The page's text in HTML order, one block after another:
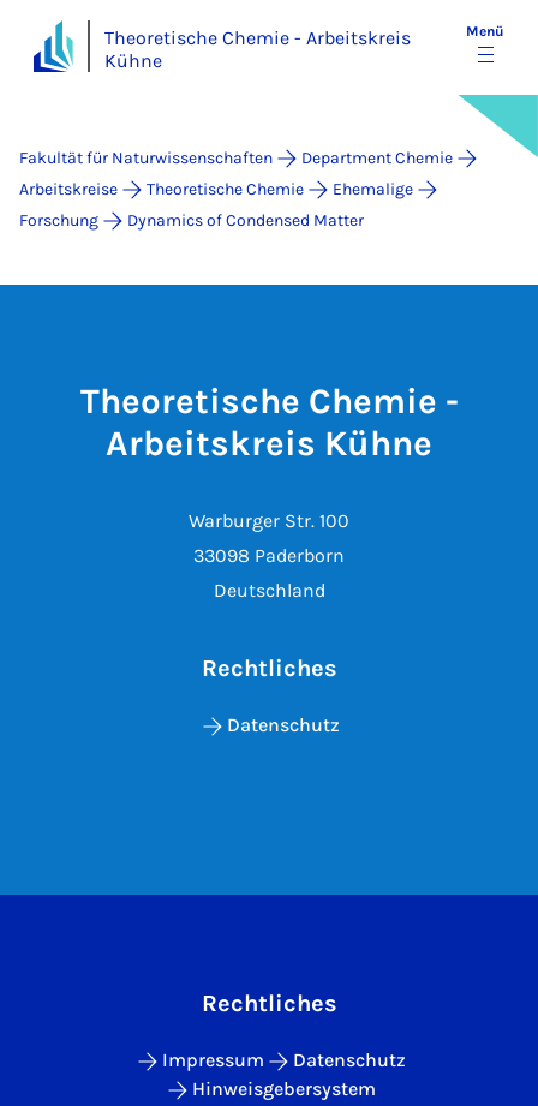
Theoretische Chemie - Arbeitskreis
Kühne
Menü
Fakultät für Naturwissenschaften
Department Chemie
Arbeitskreise
Theoretische Chemie
Ehemalige
Forschung
Dynamics of Condensed Matter
Theoretische Chemie -
Arbeitskreis Kühne
Warburger Str. 100
33098 Paderborn
Deutschland
Rechtliches
Datenschutz
Rechtliches
Impressum
Datenschutz
Hinweisgebersystem